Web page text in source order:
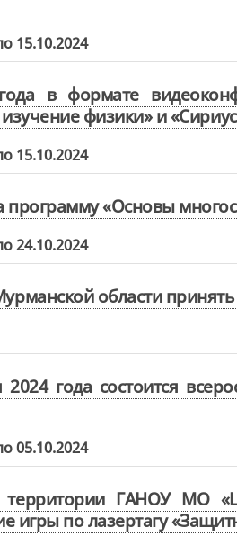
15.10.2024
в формате
физики» и
15.10.2024
программу «Основы
24.10.2024
области
года состоится
05.10.2024
ГАНОУ МО
игры по лазертагу